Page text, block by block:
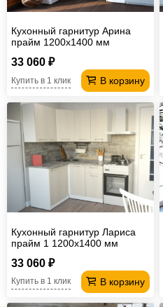
Кухонный гарнитур Арина
прайм 1200х1400 мм
33 060 ₽
В корзину
Купить в 1 клик
Кухонный гарнитур Лариса
прайм 1 1200х1400 мм
33 060 ₽
В корзину
Купить в 1 клик